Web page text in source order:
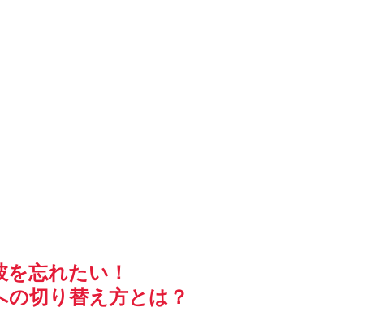
を忘れたい！
の切り替え方とは？